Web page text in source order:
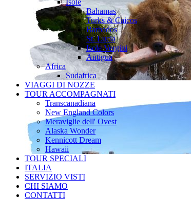
Isole
Bahamas
Turks & Caicos
Barbados
St. Lucia
Isole Vergini
Antigua
Africa
Sudafrica
VIAGGI DI NOZZE
TOUR ACCOMPAGNATI
Transcanadiana
New England Colors
Meraviglie dell' Ovest
Alaska Wonder
Kennicott Dream
Hawaii
TOUR SPECIALI
ITALIA
SERVIZIO VISTI
CHI SIAMO
CONTATTI